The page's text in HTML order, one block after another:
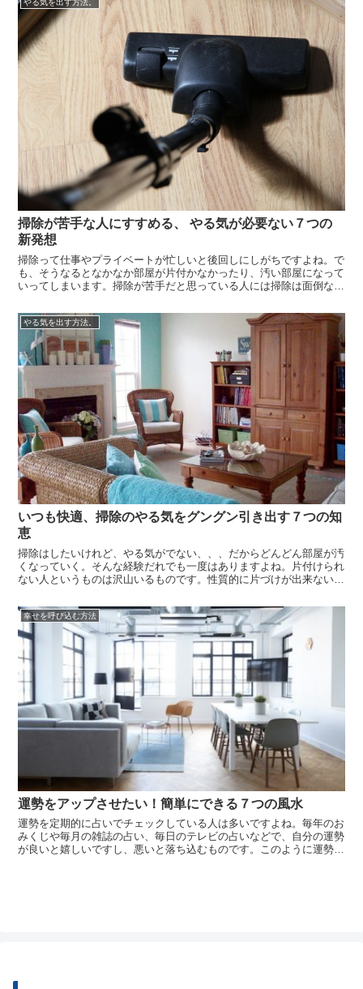
やる気を出す方法。
掃除が苦手な人にすすめる、 やる気が必要ない７つの
新発想
掃除って仕事やプライベートが忙しいと後回しにしがちですよね。で
も、そうなるとなかなか部屋が片付かなかったり、汚い部屋になって
いってしまいます。掃除が苦手だと思っている人には掃除は面倒なこ
法を7つ今日はおつたえしようと思います。ぜひ今日の記事を読んで
気づかない...
やる気を出す方法。
いつも快適、掃除のやる気をグングン引き出す７つの知
恵
掃除はしたいけれど、やる気がでない、、、だからどんどん部屋が汚
くなっていく。そんな経験だれでも一度はありますよね。片付けられ
ない人というものは沢山いるものです。性質的に片づけが出来ない脳
は、多分片付けようと思えば片付けられる人でしょう。そういう人
は、一度片付...
幸せを呼び込む方法
運勢をアップさせたい！簡単にできる７つの風水
運勢を定期的に占いでチェックしている人は多いですよね。毎年のお
みくじや毎月の雑誌の占い、毎日のテレビの占いなどで、自分の運勢
が良いと嬉しいですし、悪いと落ち込むものです。このように運勢と